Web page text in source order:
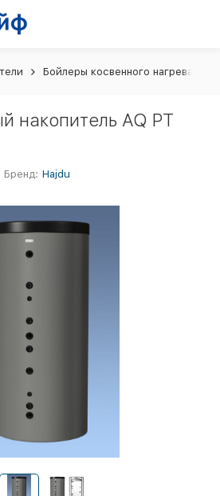
Бойлеры косвенного нагрева
накопитель AQ PT
Бренд: Hajdu